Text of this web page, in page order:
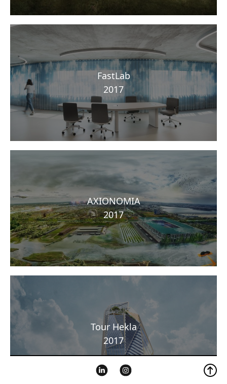
FastLab
2017
AXIONOMIA
2017
Tour Hekla
2017